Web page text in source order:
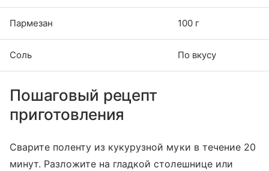
Пармезан 100 г
Соль По вкусу
Пошаговый рецепт
приготовления
Сварите поленту из кукурузной муки в течение 20
минут. Разложите на гладкой столешнице или